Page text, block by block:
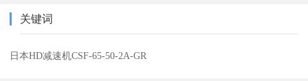
关键词
日本HD减速机CSF-65-50-2A-GR